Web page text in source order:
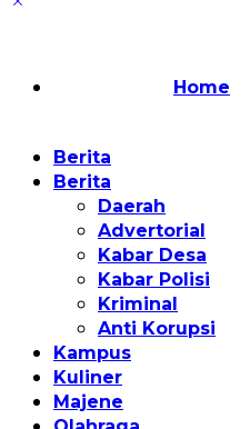
Home
Berita
Berita
Daerah
Advertorial
Kabar Desa
Kabar Polisi
Kriminal
Anti Korupsi
Kampus
Kuliner
Majene